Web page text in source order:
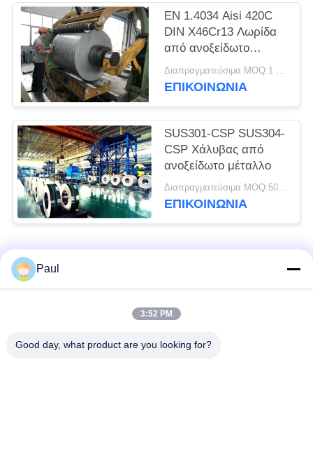
EN 1.4034 Aisi 420C
DIN X46Cr13 Λωρίδα
από ανοξείδωτο
χάλυβα ψυχρής
έλασης σε πηνίο
Διαπραγματεύσιμα MOQ:1 τόνος
ΕΠΙΚΟΙΝΩΝΊΑ
SUS301-CSP SUS304-
CSP Χάλυβας από
ανοξείδωτο μέταλλο
Διαπραγματεύσιμα MOQ:500 κλ
ΕΠΙΚΟΙΝΩΝΊΑ
Λαϊκή κατηγορία
Σκληραίνοντας
Paul
3:52 PM
Good day, what product are you looking for?